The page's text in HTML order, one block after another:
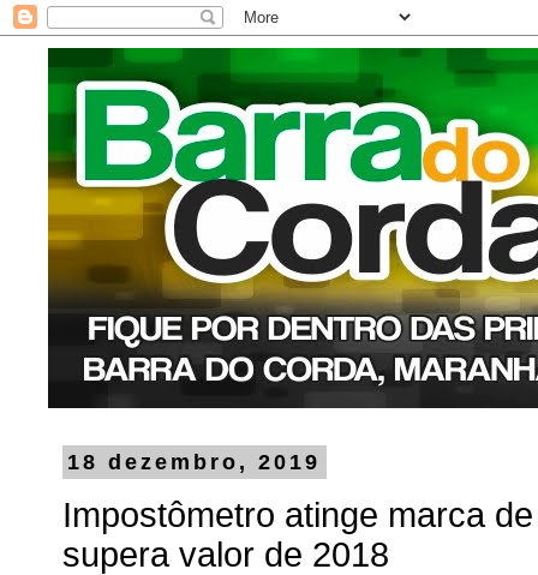
18 dezembro, 2019
Impostômetro atinge marca
supera valor de 2018